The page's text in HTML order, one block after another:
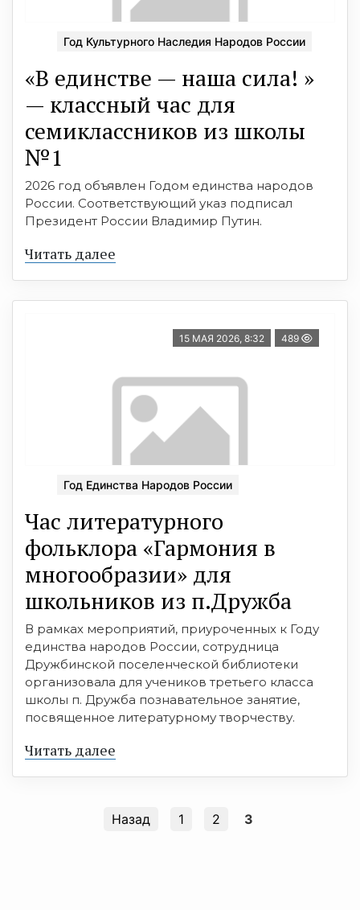
Год Культурного Наследия Народов России
«В единстве — наша сила! »
— классный час для
семиклассников из школы
№1
2026 год объявлен Годом единства народов
России. Соответствующий указ подписал
Президент России Владимир Путин.
Читать далее
15 МАЯ 2026, 8:32 489
Год Единства Народов России
Час литературного
фольклора «Гармония в
многообразии» для
школьников из п.Дружба
В рамках мероприятий, приуроченных к Году
единства народов России, сотрудница
Дружбинской поселенческой библиотеки
организовала для учеников третьего класса
школы п. Дружба познавательное занятие,
посвященное литературному творчеству.
Читать далее
Назад 1 2 3